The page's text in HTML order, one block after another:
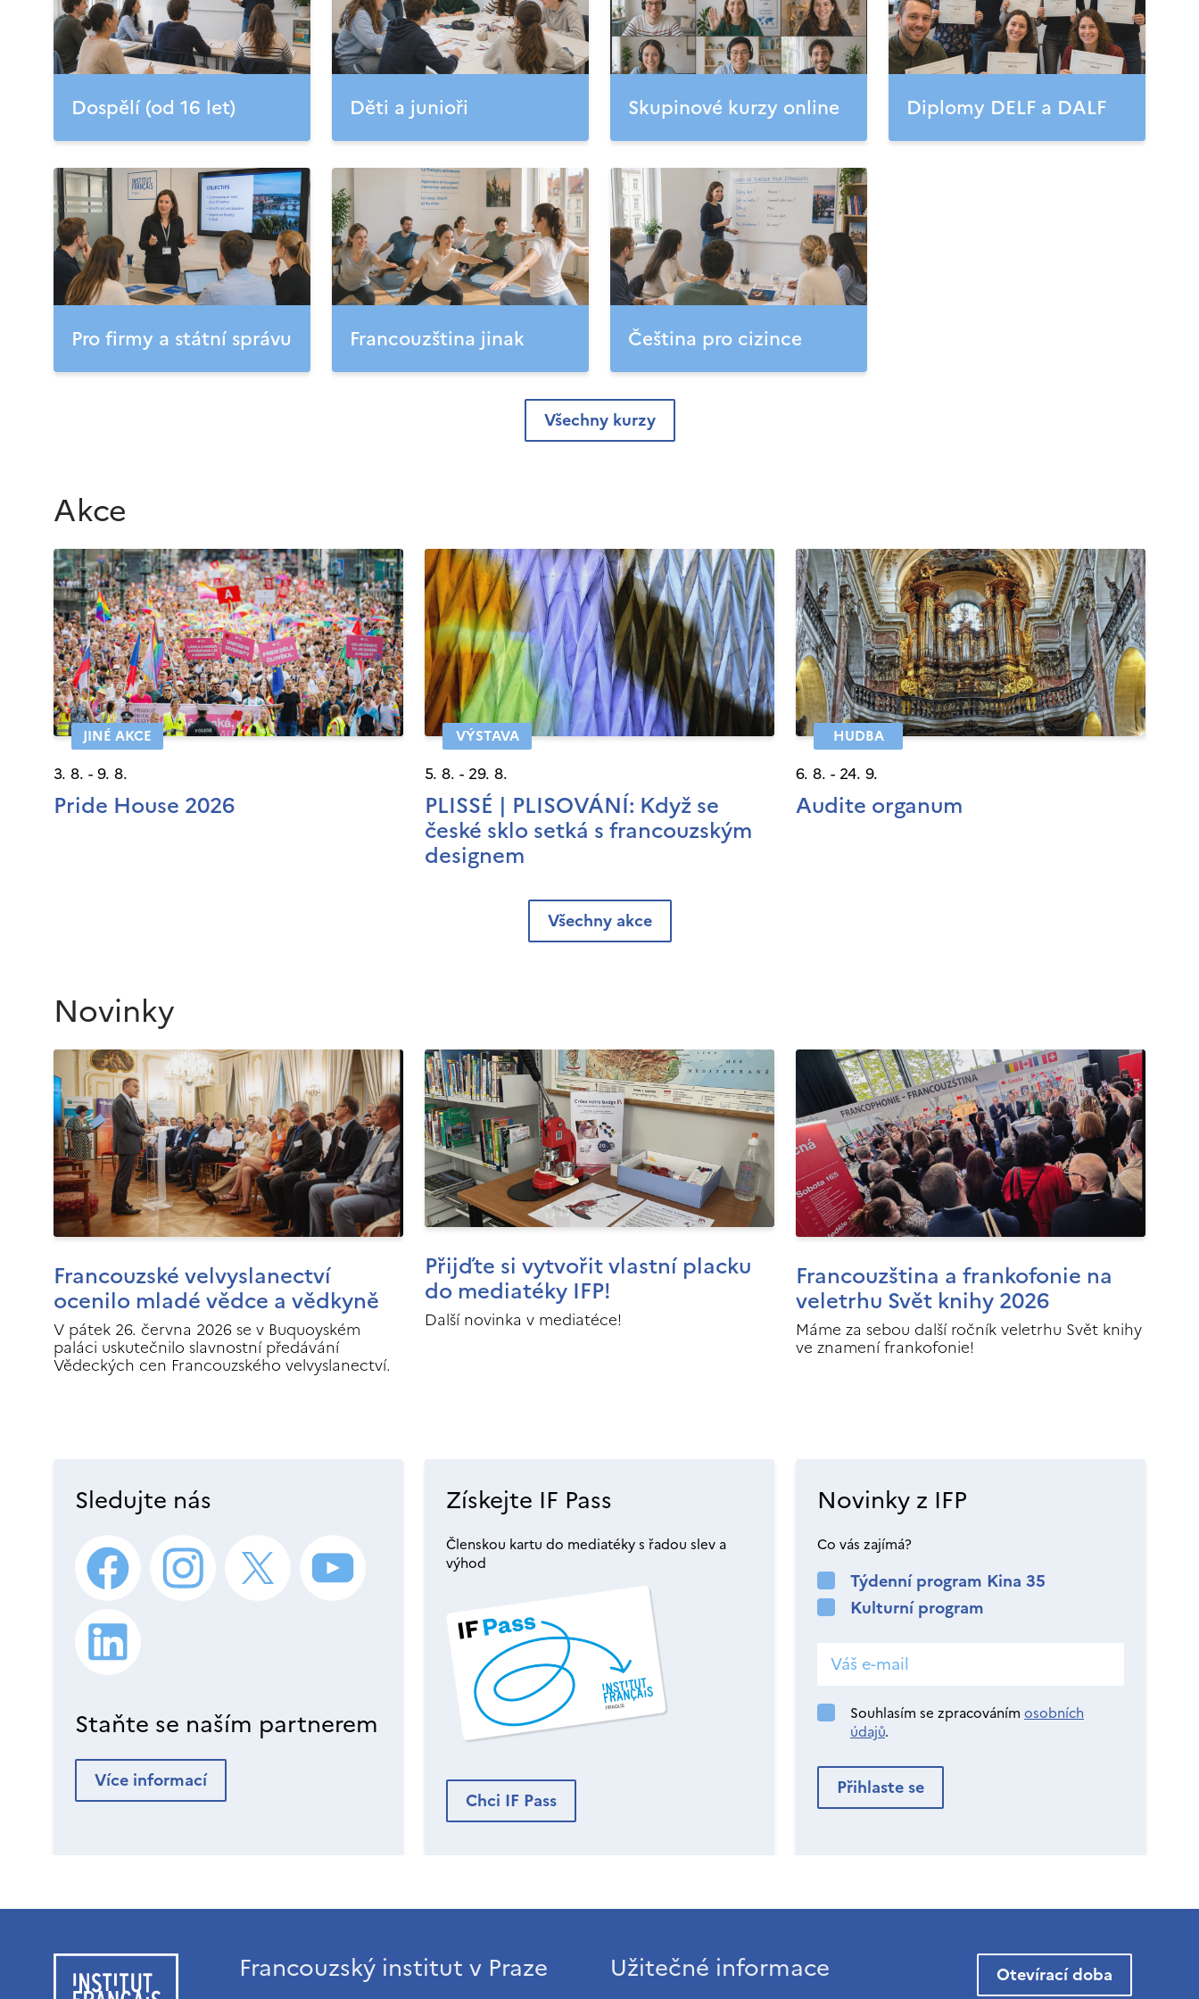
Dospělí (od 16 let) Děti a junioři Skupinové kurzy online Diplomy DELF a DALF
Pro firmy a státní správu Francouzština jinak Čeština pro cizince
Všechny kurzy
Akce
JINÉ AKCE
3. 8. - 9. 8.
Pride House 2026
VÝSTAVA
5. 8. - 29. 8.
PLISSÉ | PLISOVÁNÍ: Když se
české sklo setká s francouzským
designem
HUDBA
6. 8. - 24. 9.
Audite organum
Všechny akce
Novinky
Francouzské velvyslanectví
ocenilo mladé vědce a vědkyně
V pátek 26. června 2026 se v Buquoyském
paláci uskutečnilo slavnostní předávání
Vědeckých cen Francouzského velvyslanectví.
Přijďte si vytvořit vlastní placku
do mediatéky IFP!
Další novinka v mediatéce!
Francouzština a frankofonie na
veletrhu Svět knihy 2026
Máme za sebou další ročník veletrhu Svět knihy
ve znamení frankofonie!
Sledujte nás
Staňte se naším partnerem
Více informací
Získejte IF Pass
Členskou kartu do mediatéky s řadou slev a
výhod
Chci IF Pass
Novinky z IFP
Co vás zajímá?
Týdenní program Kina 35
Kulturní program
Souhlasím se zpracováním osobních
údajů.
Francouzský institut v Praze Užitečné informace Otevírací doba